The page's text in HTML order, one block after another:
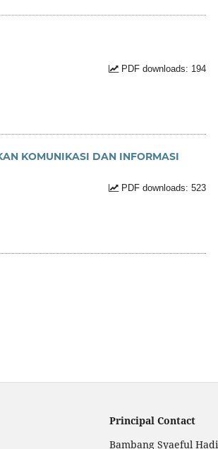
PDF downloads: 194
KOMUNIKASI DAN INFORMASI
PDF downloads: 523
Principal Contact
Bambang Syaeful Hadi